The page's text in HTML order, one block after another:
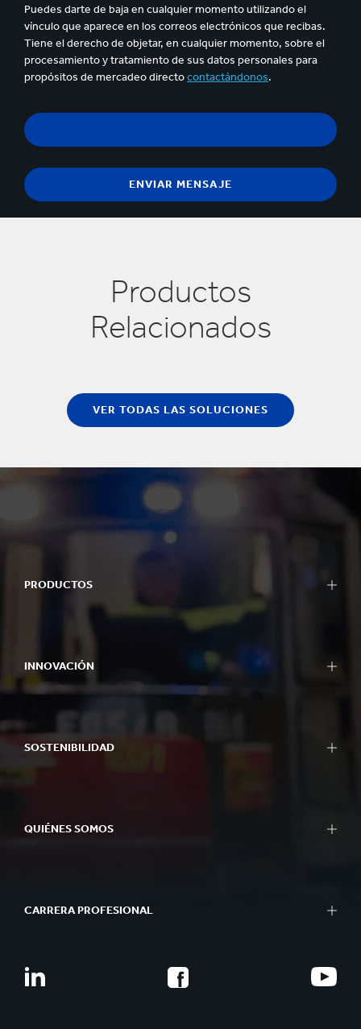
Puedes darte de baja en cualquier momento utilizando el
vínculo que aparece en los correos electrónicos que recibas.
Tiene el derecho de objetar, en cualquier momento, sobre el
procesamiento y tratamiento de sus datos personales para
propósitos de mercadeo directocontactándonos.
Productos
Relacionados
VER TODAS LAS SOLUCIONES
PRODUCTOS
INNOVACIÓN
SOSTENIBILIDAD
QUIÉNES SOMOS
CARRERA PROFESIONAL